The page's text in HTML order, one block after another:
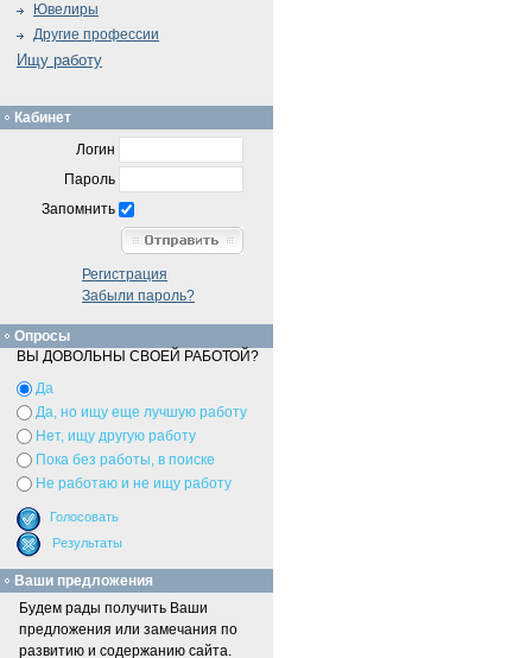
Ювелиры
Другие профессии
Ищу работу
Кабинет
Логин
Пароль
Запомнить
Регистрация
Забыли пароль?
Опросы
ВЫ ДОВОЛЬНЫ СВОЕЙ РАБОТОЙ?
Да
Да, но ищу еще лучшую работу
Нет, ищу другую работу
Пока без работы, в поиске
Не работаю и не ищу работу
Ваши предложения
Будем рады получить Ваши
предложения или замечания по
развитию и содержанию сайта.